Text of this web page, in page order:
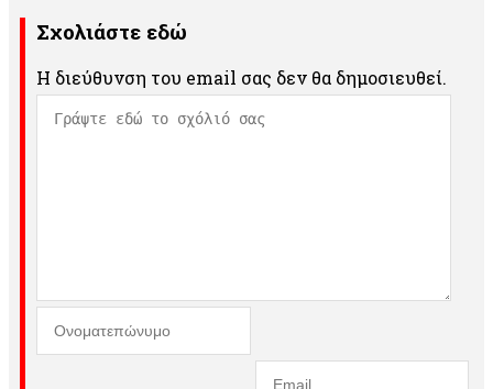
Σχολιάστε εδώ
Η διεύθυνση του email σας δεν θα δημοσιευθεί.